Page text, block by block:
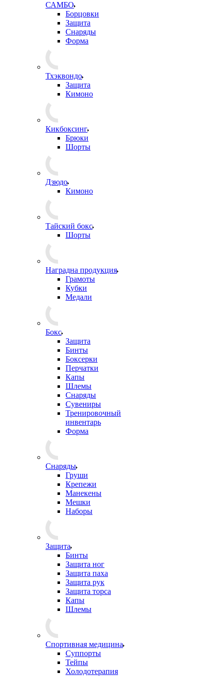
САМБО
Борцовки
Защита
Снаряды
Форма
Тхэквондо
Защита
Кимоно
Кикбоксинг
Брюки
Шорты
Дзюдо
Кимоно
Тайский бокс
Шорты
Наградна продукция
Грамоты
Кубки
Медали
Бокс
Защита
Бинты
Боксерки
Перчатки
Капы
Шлемы
Снаряды
Сувениры
Тренировочный
инвентарь
Форма
Снаряды
Груши
Крепежи
Манекены
Мешки
Наборы
Защита
Бинты
Защита ног
Защита паха
Защита рук
Защита торса
Капы
Шлемы
Спортивная медицина
Суппорты
Тейпы
Холодотерапия